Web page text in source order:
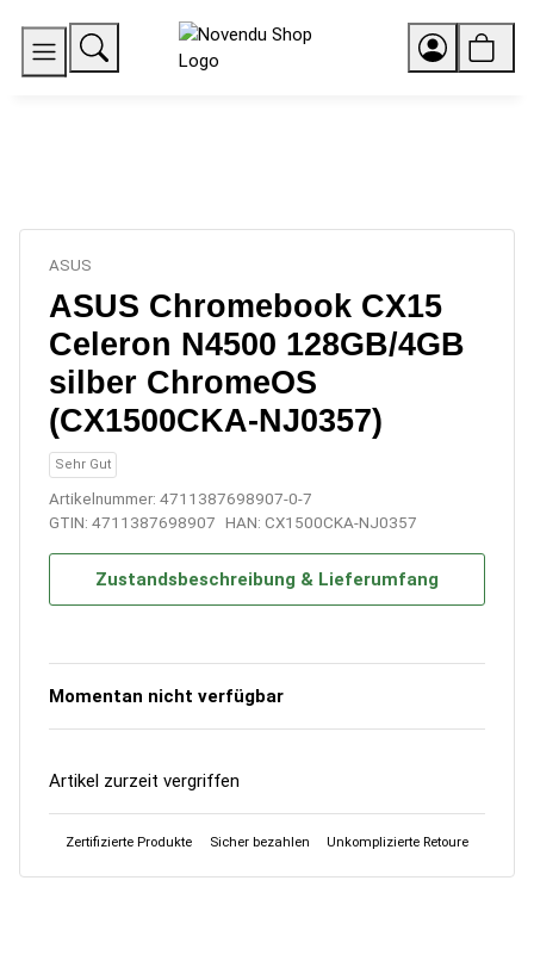
ASUS
ASUS Chromebook CX15
Celeron N4500 128GB/4GB
silber ChromeOS
(CX1500CKA-NJ0357)
Sehr Gut
Artikelnummer: 4711387698907-0-7
GTIN: 4711387698907 HAN: CX1500CKA-NJ0357
Zustandsbeschreibung & Lieferumfang
Momentan nicht verfügbar
Artikel zurzeit vergriffen
Zertifizierte Produkte Sicher bezahlen Unkomplizierte Retoure